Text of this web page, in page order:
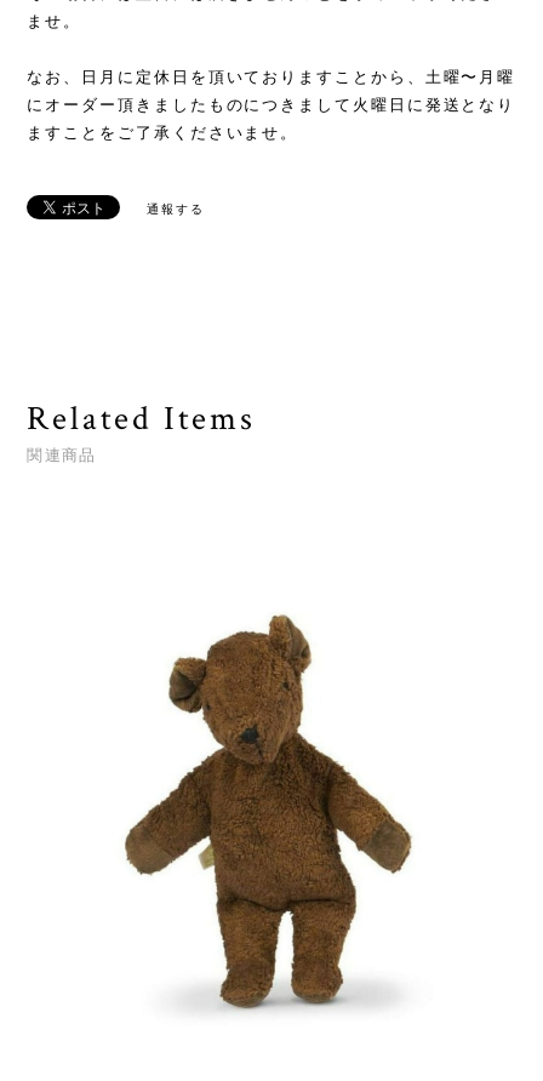
ませ。
なお、日月に定休日を頂いておりますことから、土曜〜月曜
にオーダー頂きましたものにつきまして火曜日に発送となり
ますことをご了承くださいませ。
通報する
Related Items
関連商品